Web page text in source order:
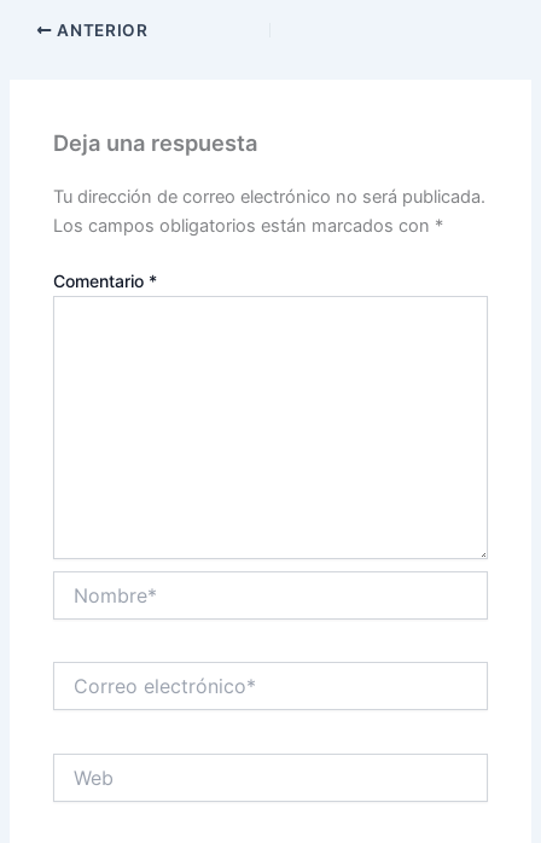
ANTERIOR
Deja una respuesta
Tu dirección de correo electrónico no será publicada.
Los campos obligatorios están marcados con *
Comentario *
electrónico*